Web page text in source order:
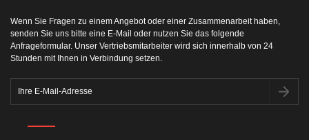
Wenn Sie Fragen zu einem Angebot oder einer Zusammenarbeit haben,
senden Sie uns bitte eine E-Mail oder nutzen Sie das folgende
Anfrageformular. Unser Vertriebsmitarbeiter wird sich innerhalb von 24
Stunden mit Ihnen in Verbindung setzen.